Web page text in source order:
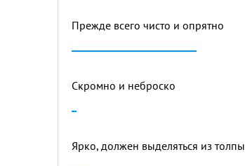
Прежде всего чисто и опрятно
Скромно и неброско
Ярко, должен выделяться из толпы